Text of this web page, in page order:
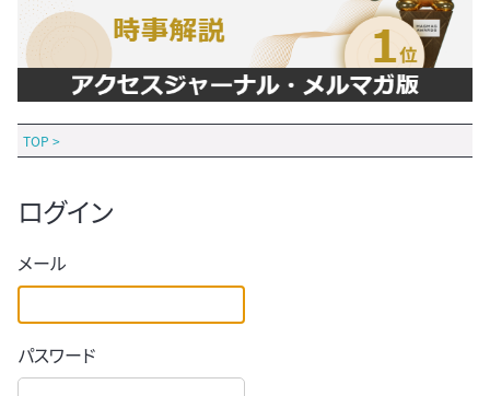
TOP >
ログイン
メール
パスワード